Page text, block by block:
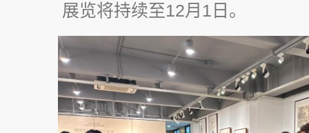
展览将持续至12月1日。